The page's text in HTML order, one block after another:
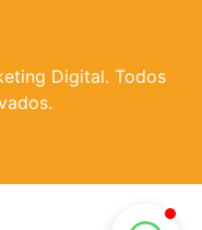
Digital. Todos